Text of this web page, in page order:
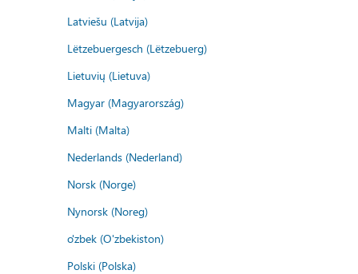
Latviešu (Latvija)
Lëtzebuergesch (Lëtzebuerg)
Lietuvių (Lietuva)
Magyar (Magyarország)
Malti (Malta)
Nederlands (Nederland)
Norsk (Norge)
Nynorsk (Noreg)
o'zbek (O'zbekiston)
Polski (Polska)